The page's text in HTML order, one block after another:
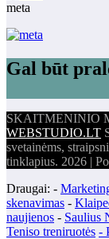
meta
Gal būt
SKAITMENINIO
WEBSTUDIO.LT
svetainėms,
tinklapius. 2026 |
Draugai: -
skenavimas -
naujienos - Saulius
Teniso treniruotės -